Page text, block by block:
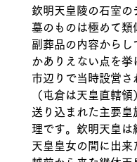
欽明天皇陵の石室の
墓のものは極めて類
副葬品の内容からし
かありえない点を挙
市辺りで当時設営さ
（屯倉は天皇直轄
送り込まれた主要皇
理です。欽明天皇は
天皇皇女の間に出来